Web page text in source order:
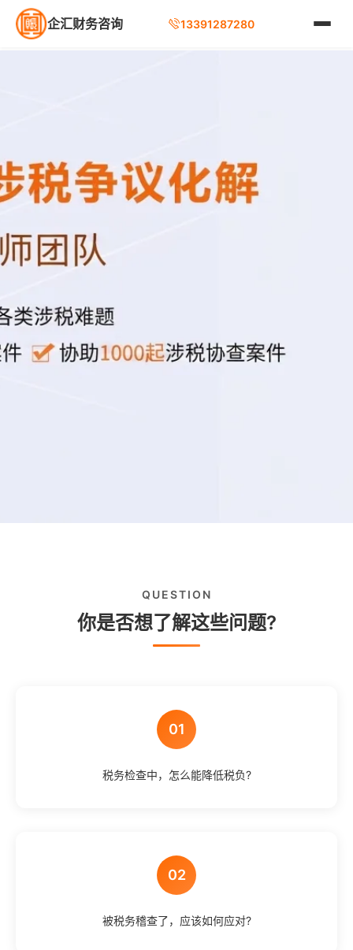
企汇财务咨询 13391287280
QUESTION
你是否想了解这些问题?
01
税务检查中，怎么能降低税负?
02
被税务稽查了，应该如何应对?